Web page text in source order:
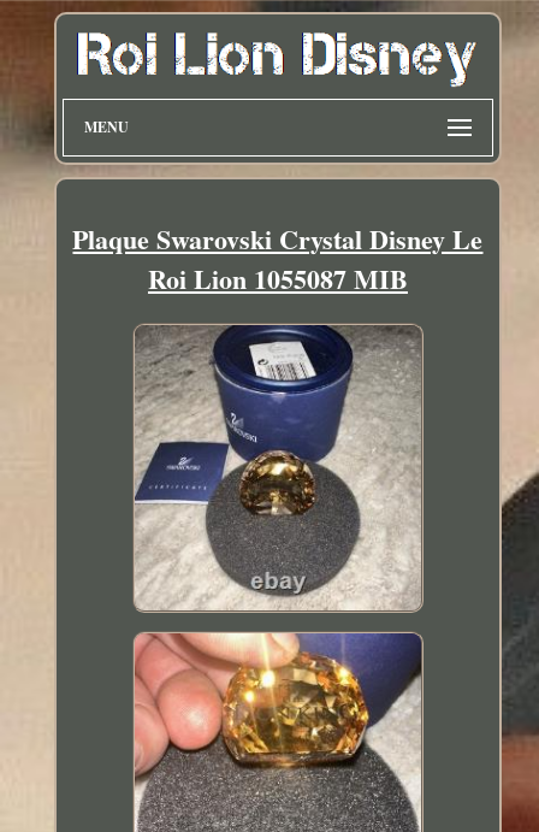
MENU
Plaque Swarovski Crystal Disney Le
Roi Lion 1055087 MIB